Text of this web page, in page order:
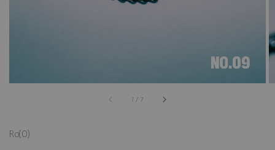
1 / accessibility.of
7
Ro(0)